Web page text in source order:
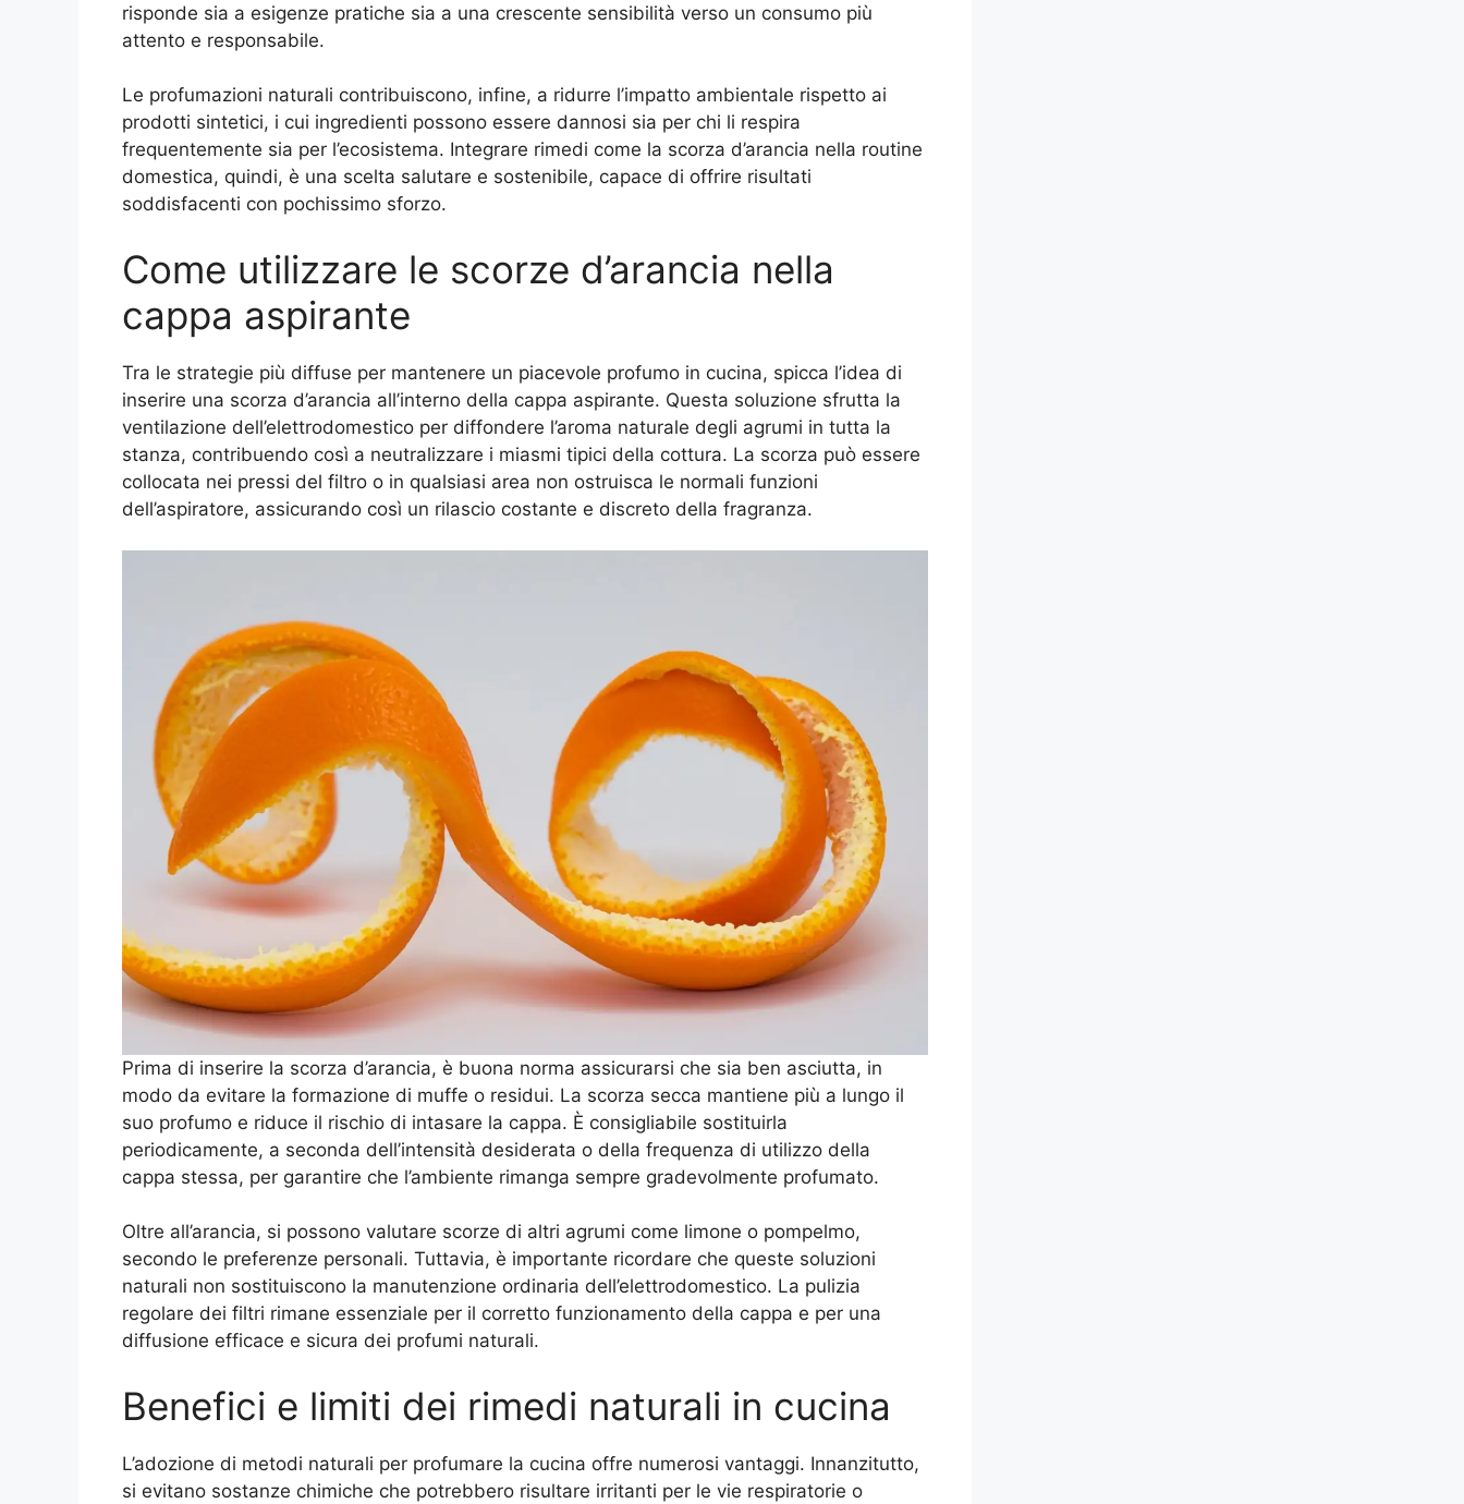
risponde sia a esigenze pratiche sia a una crescente sensibilità verso un consumo più
attento e responsabile.
Le profumazioni naturali contribuiscono, infine, a ridurre l’impatto ambientale rispetto ai
prodotti sintetici, i cui ingredienti possono essere dannosi sia per chi li respira
frequentemente sia per l’ecosistema. Integrare rimedi come la scorza d’arancia nella routine
domestica, quindi, è una scelta salutare e sostenibile, capace di offrire risultati
soddisfacenti con pochissimo sforzo.
Come utilizzare le scorze d’arancia nella
cappa aspirante
Tra le strategie più diffuse per mantenere un piacevole profumo in cucina, spicca l’idea di
inserire una scorza d’arancia all’interno della cappa aspirante. Questa soluzione sfrutta la
ventilazione dell’elettrodomestico per diffondere l’aroma naturale degli agrumi in tutta la
stanza, contribuendo così a neutralizzare i miasmi tipici della cottura. La scorza può essere
collocata nei pressi del filtro o in qualsiasi area non ostruisca le normali funzioni
dell’aspiratore, assicurando così un rilascio costante e discreto della fragranza.
Prima di inserire la scorza d’arancia, è buona norma assicurarsi che sia ben asciutta, in
modo da evitare la formazione di muffe o residui. La scorza secca mantiene più a lungo il
suo profumo e riduce il rischio di intasare la cappa. È consigliabile sostituirla
periodicamente, a seconda dell’intensità desiderata o della frequenza di utilizzo della
cappa stessa, per garantire che l’ambiente rimanga sempre gradevolmente profumato.
Oltre all’arancia, si possono valutare scorze di altri agrumi come limone o pompelmo,
secondo le preferenze personali. Tuttavia, è importante ricordare che queste soluzioni
naturali non sostituiscono la manutenzione ordinaria dell’elettrodomestico. La pulizia
regolare dei filtri rimane essenziale per il corretto funzionamento della cappa e per una
diffusione efficace e sicura dei profumi naturali.
Benefici e limiti dei rimedi naturali in cucina
L’adozione di metodi naturali per profumare la cucina offre numerosi vantaggi. Innanzitutto,
si evitano sostanze chimiche che potrebbero risultare irritanti per le vie respiratorie o